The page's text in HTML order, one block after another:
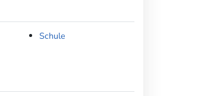
Schule